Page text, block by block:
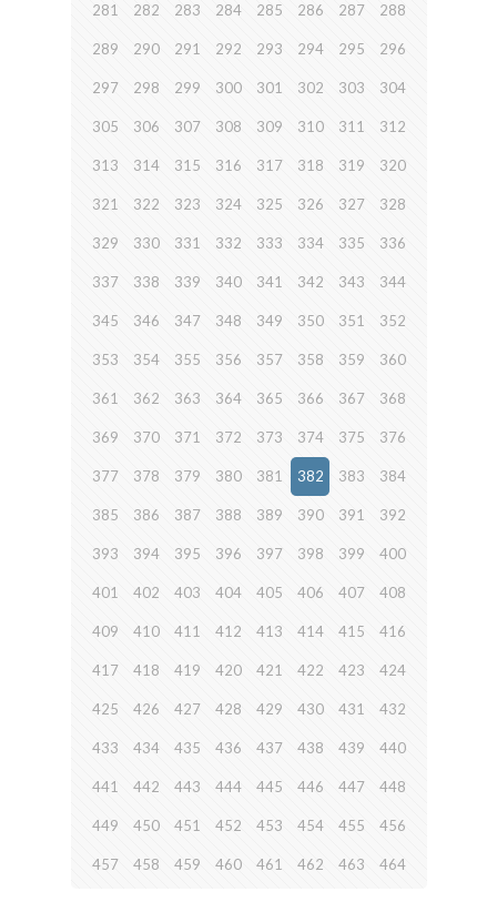
281 282 283 284 285 286 287 288
289 290 291 292 293 294 295 296
297 298 299 300 301 302 303 304
305 306 307 308 309 310 311 312
313 314 315 316 317 318 319 320
321 322 323 324 325 326 327 328
329 330 331 332 333 334 335 336
337 338 339 340 341 342 343 344
345 346 347 348 349 350 351 352
353 354 355 356 357 358 359 360
361 362 363 364 365 366 367 368
369 370 371 372 373 374 375 376
377 378 379 380 381 382 383 384
385 386 387 388 389 390 391 392
393 394 395 396 397 398 399 400
401 402 403 404 405 406 407 408
409 410 411 412 413 414 415 416
417 418 419 420 421 422 423 424
425 426 427 428 429 430 431 432
433 434 435 436 437 438 439 440
441 442 443 444 445 446 447 448
449 450 451 452 453 454 455 456
457 458 459 460 461 462 463 464